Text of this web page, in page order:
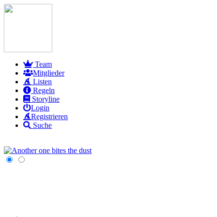
Team
Mitglieder
Listen
Regeln
Storyline
Login
Registrieren
Suche